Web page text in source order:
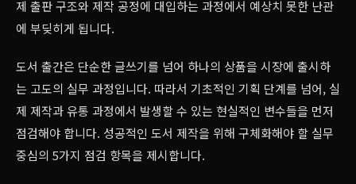
제 출판 구조와 제작 공정에 대입하는 과정에서 예상치 못한 난관
에 부딪히게 됩니다.
도서 출간은 단순한 글쓰기를 넘어 하나의 상품을 시장에 출시하
는 고도의 실무 과정입니다. 따라서 기초적인 기획 단계를 넘어, 실
제 제작과 유통 과정에서 발생할 수 있는 현실적인 변수들을 먼저
점검해야 합니다. 성공적인 도서 제작을 위해 구체화해야 할 실무
중심의 5가지 점검 항목을 제시합니다.